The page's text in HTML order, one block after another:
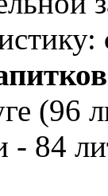
(96
- 84